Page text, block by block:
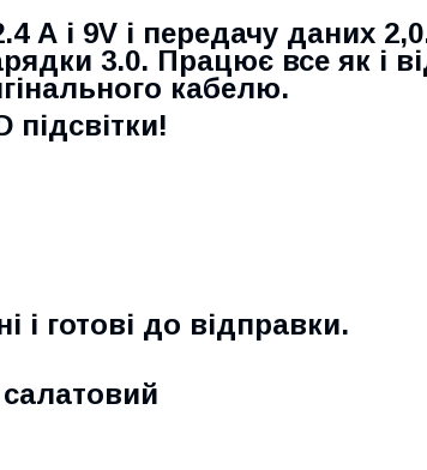
А і 9V і передачу даних
3.0. Працює все як і
кабелю.
підсвітки!
і готові до відправки.